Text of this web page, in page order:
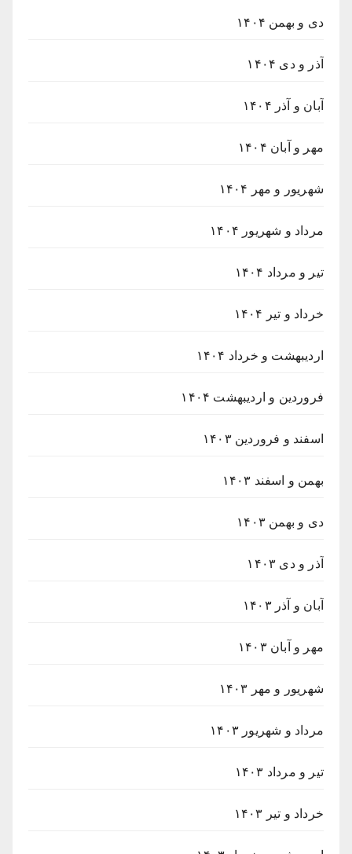
دی و بهمن ۱۴۰۴
آذر و دی ۱۴۰۴
آبان و آذر ۱۴۰۴
مهر و آبان ۱۴۰۴
شهریور و مهر ۱۴۰۴
مرداد و شهریور ۱۴۰۴
تیر و مرداد ۱۴۰۴
خرداد و تیر ۱۴۰۴
اردیبهشت و خرداد ۱۴۰۴
فروردین و اردیبهشت ۱۴۰۴
اسفند و فروردین ۱۴۰۳
بهمن و اسفند ۱۴۰۳
دی و بهمن ۱۴۰۳
آذر و دی ۱۴۰۳
آبان و آذر ۱۴۰۳
مهر و آبان ۱۴۰۳
شهریور و مهر ۱۴۰۳
مرداد و شهریور ۱۴۰۳
تیر و مرداد ۱۴۰۳
خرداد و تیر ۱۴۰۳